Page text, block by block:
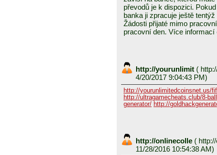
převodů je k dispozici.
banka ji zpracuje ještě tentýž
Žádosti přijaté mimo
pracovní den. Více
http://yourunlimit (
4/20/2017 9:04:43 PM)
http://yourunlimitedcoinsnet.us/
http://ultragamecheats.club/8-
generator/ http://
http://onlinecolle (
11/28/2016 10:54:38 AM)